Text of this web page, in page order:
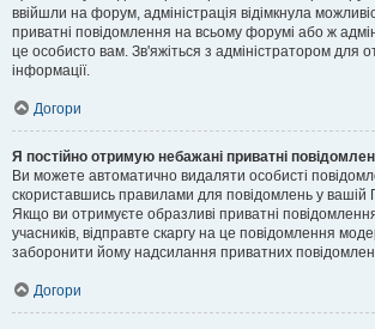
ввійшли на форум, адміністрація відімкнула
приватні повідомлення на всьому форумі або ж
це особисто вам. Зв'яжіться з адміністратором для
інформації.
Догори
Я постійно отримую небажані приватні
Ви можете автоматично видаляти особисті
скориставшись правилами для повідомлень у вашій
Якщо ви отримуєте образливі приватні
учасників, відправте скаргу на це повідомлення
заборонити йому надсилання приватних
Догори